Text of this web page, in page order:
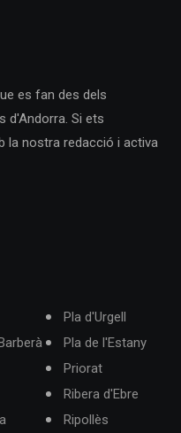
es fan des dels
d'Andorra. Si ets
la nostra redacció i activa
Pla d'Urgell
Pla de l'Estany
Priorat
Ribera d'Ebre
Ripollès